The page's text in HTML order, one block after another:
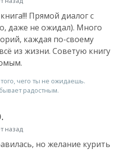
Прямой диалог с
даже не ожидал). Много
каждая по-своему
из жизни. Советую книгу
чего ты не ожидаешь.
радостным.
назад
но желание курить